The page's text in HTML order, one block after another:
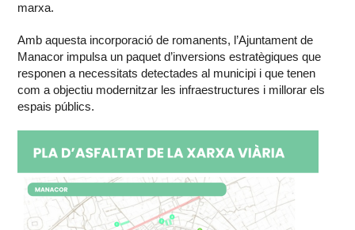
marxa.
Amb aquesta incorporació de romanents, l’Ajuntament de
Manacor impulsa un paquet d’inversions estratègiques que
responen a necessitats detectades al municipi i que tenen
com a objectiu modernitzar les infraestructures i millorar els
espais públics.